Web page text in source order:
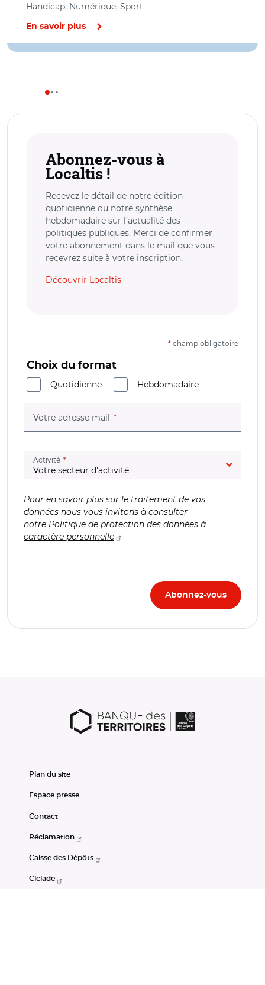
Handicap, Numérique, Sport
En savoir plus
Abonnez-vous à
Localtis !
Recevez le détail de notre édition
quotidienne ou notre synthèse
hebdomadaire sur l’actualité des
politiques publiques. Merci de confirmer
votre abonnement dans le mail que vous
recevrez suite à votre inscription.
Découvrir Localtis
* champ obligatoire
Choix du format
Quotidienne
Hebdomadaire
Votre adresse mail (champ obligatoire)
Activité (champ obligatoire)
Pour en savoir plus sur le traitement de vos
données nous vous invitons à consulter
notre Politique de protection des données à
caractère personnelle
Plan du site
Espace presse
Contact
Réclamation
Caisse des Dépôts
Ciclade